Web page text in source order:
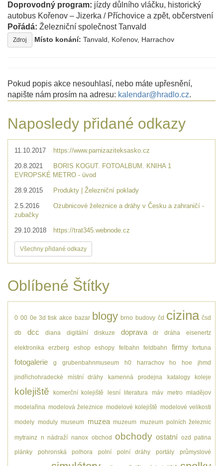
Doprovodný program: jízdy důlního vláčku, historický
autobus Kořenov – Jizerka / Příchovice a zpět, občerstvení
Pořádá: Železniční společnost Tanvald
Zdroj Místo konání: Tanvald, Kořenov, Harrachov
Pokud popis akce nesouhlasí, nebo máte upřesnění,
napište nám prosím na adresu: kalendar@hradlo.cz.
Naposledy přidané odkazy
11.10.2017 https://www.parnizaziteksasko.cz
20.8.2021
BORIS KOGUT. FOTOALBUM. KNIHA 1
EVROPSKÉ METRO - úvod
28.9.2015 Produkty | Železniční poklady
2.5.2016
Ozubnicové železnice a dráhy v Česku a zahraničí -
zubačky
29.10.2018 https://trat345.webnode.cz
Všechny přidané odkazy
Oblíbené Štítky
0 00 0e 3d tisk akce bazar blogy brno budovy čd cizina čsd
db dcc diana digitální diskuze doprava dr dráha eisenertz
elektronika erzberg eshop eshopy felbahn feldbahn firmy fortuna
fotogalerie g grubenbahnmuseum h0 harrachov ho hoe jhmd
jindřichohradecké místní dráhy kamenná prodejna katalogy koleje
kolejiště komerční kolejiště lesní literatura máv metro mladějov
modelařina modelová železnice modelové kolejiště modelové velikosti
modely moduly museum muzea muzeum muzeum polních železnic
mytrainz n nádraží nanox obchod obchody ostatní ozd patina
plánky pohronská polhora polní polní dráhy portály průmyslové